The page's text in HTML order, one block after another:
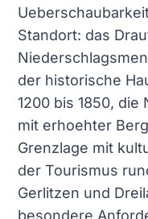
Standort: das
der historische
1200 bis 1850, die
mit erhoehter
Grenzlage mit
der Tourismus
Gerlitzen und